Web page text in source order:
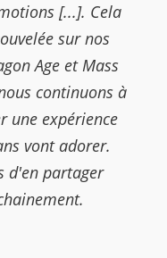
[...]. Cela
sur nos
Age et Mass
continuons à
une expérience
vont adorer.
d'en partager